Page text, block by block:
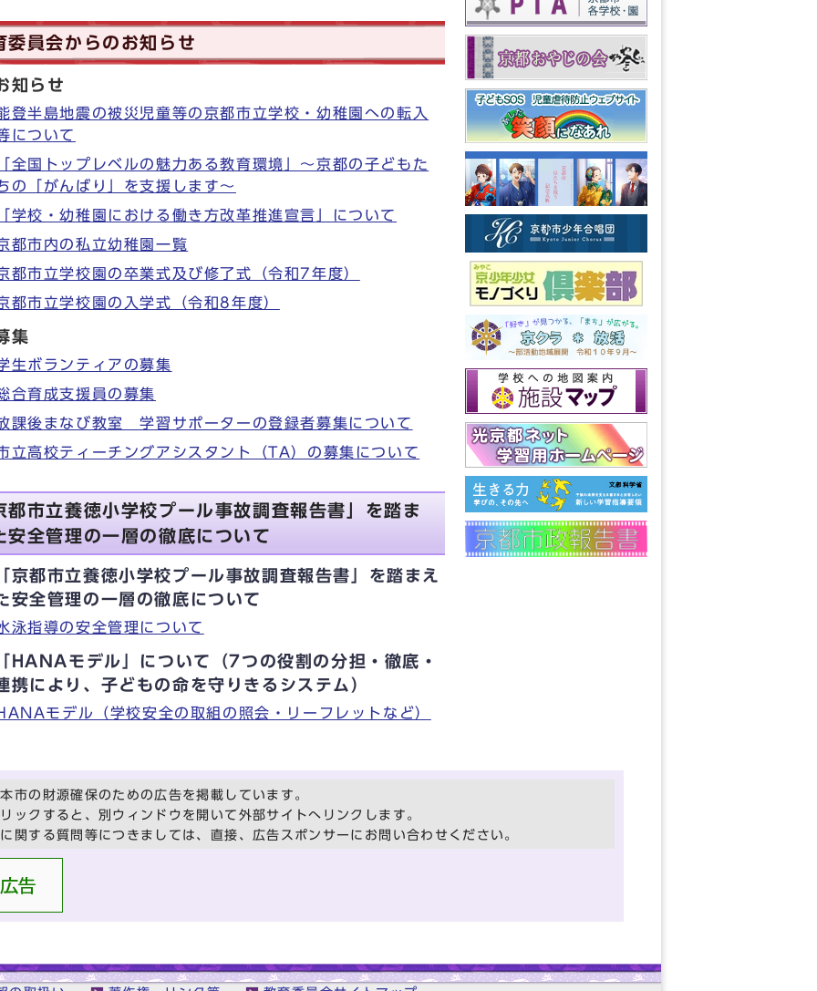
委員会からのお知らせ
知らせ
登半島地震の被災児童等の京都市立学校・幼稚園への転入
について
全国トップレベルの魅力ある教育環境」～京都の子どもた
の「がんばり」を支援します～
学校・幼稚園における働き方改革推進宣言」について
都市内の私立幼稚園一覧
都市立学校園の卒業式及び修了式（令和7年度）
都市立学校園の入学式（令和8年度）
集
生ボランティアの募集
合育成支援員の募集
課後まなび教室 学習サポーターの登録者募集について
立高校ティーチングアシスタント（TA）の募集について
都市立養徳小学校プール事故調査報告書」を踏ま
安全管理の一層の徹底について
京都市立養徳小学校プール事故調査報告書」を踏まえ
安全管理の一層の徹底について
泳指導の安全管理について
HANAモデル」について（7つの役割の分担・徹底・
携により、子どもの命を守りきるシステム）
モデル（学校安全の取組の照会・リーフレットなど）
市の財源確保のための広告を掲載しています。
ックすると、別ウィンドウを開いて外部サイトへリンクします。
関する質問等につきましては、直接、広告スポンサーにお問い合わせください。